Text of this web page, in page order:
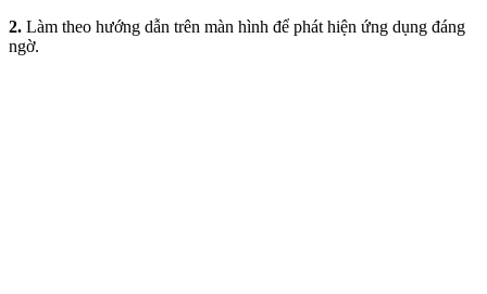
2. Làm theo hướng dẫn trên màn hình để phát hiện ứng dụng đáng
ngờ.